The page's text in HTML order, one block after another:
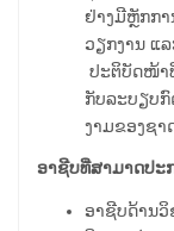
ຢ່າງມີຫຼັກກ
ວຽກງານ ແ
ປະຕິບັດໜ້າ
ກັບລະບຽບ
ງາມຂອງຊາ
ອາຊີບທີ່ສາມາດປະ
ອາຊີບດ້ານ